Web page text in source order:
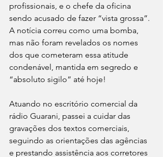
profissionais, e o chefe da oficina
sendo acusado de fazer “vista grossa”.
A notícia correu como uma bomba,
mas não foram revelados os nomes
dos que cometeram essa atitude
condenável, mantida em segredo e
“absoluto sigilo” até hoje!
Atuando no escritório comercial da
rádio Guarani, passei a cuidar das
gravações dos textos comerciais,
seguindo as orientações das agências
e prestando assistência aos corretores